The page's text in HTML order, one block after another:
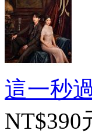
這一秒
NT$390